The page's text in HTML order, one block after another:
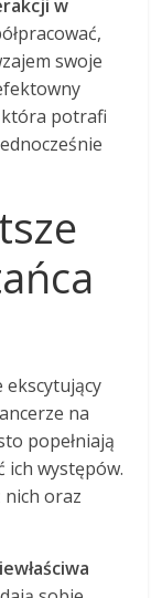
w
swoje
potrafi
ekscytujący
na
popełniają
ich występów.
nich oraz